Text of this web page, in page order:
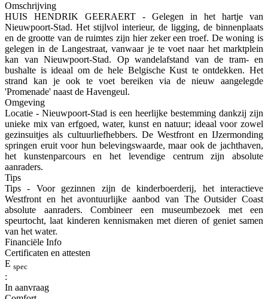
Omschrijving
HUIS HENDRIK GEERAERT - Gelegen in het hartje van
Nieuwpoort-Stad. Het stijlvol interieur, de ligging, de binnenplaats
en de grootte van de ruimtes zijn hier zeker een troef. De woning is
gelegen in de Langestraat, vanwaar je te voet naar het marktplein
kan van Nieuwpoort-Stad. Op wandelafstand van de tram- en
bushalte is ideaal om de hele Belgische Kust te ontdekken. Het
strand kan je ook te voet bereiken via de nieuw aangelegde
'Promenade' naast de Havengeul.
Omgeving
Locatie - Nieuwpoort-Stad is een heerlijke bestemming dankzij zijn
unieke mix van erfgoed, water, kunst en natuur; ideaal voor zowel
gezinsuitjes als cultuurliefhebbers. De Westfront en IJzermonding
springen eruit voor hun belevingswaarde, maar ook de jachthaven,
het kunstenparcours en het levendige centrum zijn absolute
aanraders.
Tips
Tips - Voor gezinnen zijn de kinderboerderij, het interactieve
Westfront en het avontuurlijke aanbod van The Outsider Coast
absolute aanraders. Combineer een museumbezoek met een
speurtocht, laat kinderen kennismaken met dieren of geniet samen
van het water.
Financiële Info
Certificaten en attesten
E spec
:
In aanvraag